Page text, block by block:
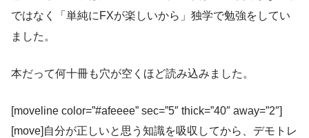
ではなく「単純にFXが楽しいから」独学で勉強をしてい
ました。
本だって何十冊も穴が空くほど読み込みました。
[moveline color=”#afeeee” sec=”5″ thick=”40″ away=”2″]
[move]自分が正しいと思う知識を吸収してから、デモトレ